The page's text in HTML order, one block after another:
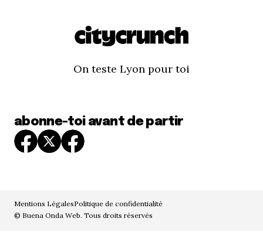
On teste Lyon pour toi
abonne-toi avant de partir
Mentions LégalesPolitique de confidentialité
© Buena Onda Web. Tous droits réservés